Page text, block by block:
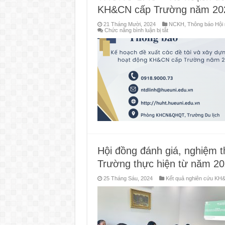
viên
trong
cơ
giáo
dục
năm
(cấp
Bộ)
KH&CN cấp Trường năm
21 Tháng Mười, 2024 NCKH Thông báo Hội
Chức năng bình luận bị tắtở
BÁO
Kế
hoạch
và
dựng
hoạt
KH&CN
Hội đồng đánh giá, nghiệm
Trường thực hiện từ năm
25 Tháng Sáu, 2024 Kết quả nghiên cứu